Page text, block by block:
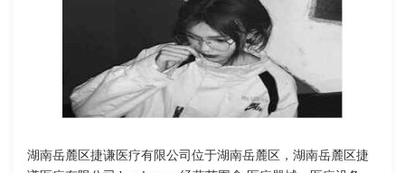
湖南岳麓区捷谦医疗有限公司位于湖南岳麓区，湖南岳麓区捷